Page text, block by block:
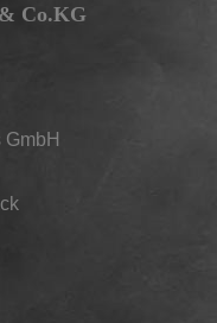
Co.KG